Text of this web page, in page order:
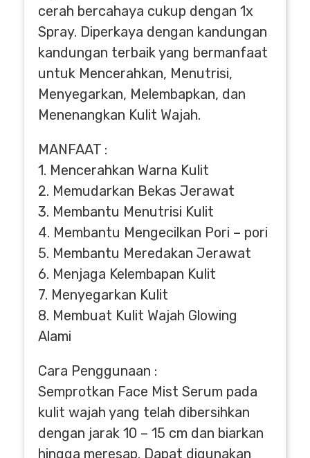
cerah bercahaya cukup dengan 1x
Spray. Diperkaya dengan kandungan
kandungan terbaik yang bermanfaat
untuk Mencerahkan, Menutrisi,
Menyegarkan, Melembapkan, dan
Menenangkan Kulit Wajah.
MANFAAT :
1. Mencerahkan Warna Kulit
2. Memudarkan Bekas Jerawat
3. Membantu Menutrisi Kulit
4. Membantu Mengecilkan Pori – pori
5. Membantu Meredakan Jerawat
6. Menjaga Kelembapan Kulit
7. Menyegarkan Kulit
8. Membuat Kulit Wajah Glowing
Alami
Cara Penggunaan :
Semprotkan Face Mist Serum pada
kulit wajah yang telah dibersihkan
dengan jarak 10 – 15 cm dan biarkan
hingga meresap. Dapat digunakan